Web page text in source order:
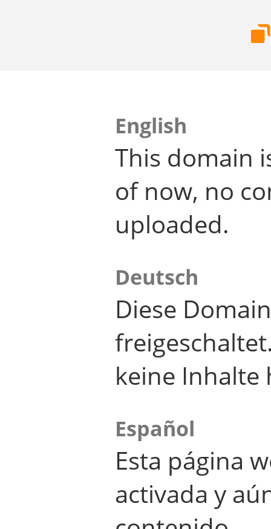
English
This domain
of now, no
uploaded.
Deutsch
Diese
keine Inhalte
Español
Esta página
activada y